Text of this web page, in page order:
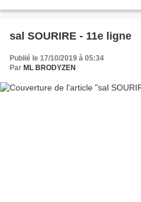
sal SOURIRE - 11e ligne
Publié le 17/10/2019 à 05:34
Par ML BRODYZEN